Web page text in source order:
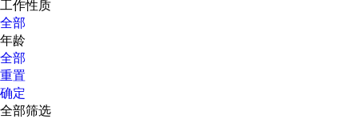
工作性质
全部
年龄
全部
重置
确定
全部筛选